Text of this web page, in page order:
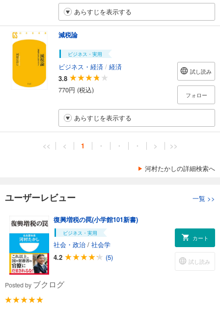
あらすじを表示する
減税論
ビジネス・実用
ビジネス・経済 / 経済
3.8
770円 (税込)
試し読み
フォロー
あらすじを表示する
<< < 1 ・ ・ ・ > >>
河村たかしの詳細検索へ
ユーザーレビュー 一覧 >>
復興増税の罠(小学館101新書)
ビジネス・実用
社会・政治 / 社会学
4.2
(5)
カート
試し読み
Posted by ブクログ